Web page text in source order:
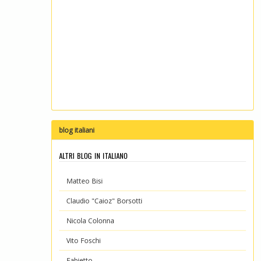
blog italiani
altri blog in italiano
Matteo Bisi
Claudio "Caioz" Borsotti
Nicola Colonna
Vito Foschi